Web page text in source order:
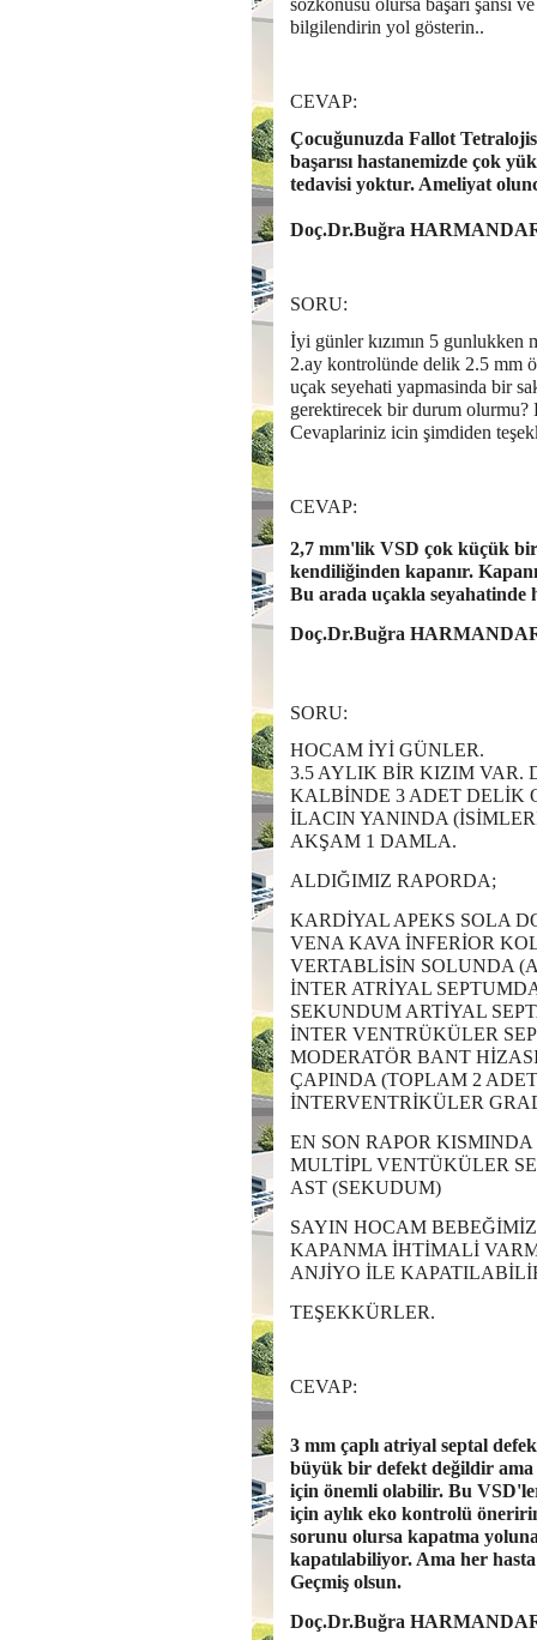
sözkonusu olursa başarı şansı
bilgilendirin yol gösterin..
CEVAP:
Çocuğunuzda Fallot
başarısı hastanemizde çok
tedavisi yoktur. Ameliyat
Doç.Dr.Buğra
SORU:
İyi günler kızımın 5
2.ay kontrolünde delik 2.5 mm
uçak seyehati yapmasinda bir
gerektirecek bir durum
Cevaplariniz icin şimdiden
CEVAP:
2,7 mm'lik VSD çok küçük
kendiliğinden kapanır.
Bu arada uçakla
Doç.Dr.Buğra
SORU:
HOCAM İYİ GÜNLER.
3.5 AYLIK BİR KIZIM VAR.
KALBİNDE 3 ADET DELİK
İLACIN YANINDA
AKŞAM 1 DAMLA.
ALDIĞIMIZ RAPORDA;
KARDİYAL APEKS SOLA
VENA KAVA İNFERİOR
VERTABLİSİN SOLUNDA
İNTER ATRİYAL
SEKUNDUM ARTİYAL
İNTER VENTRÜKÜLER
MODERATÖR BANT
ÇAPINDA (TOPLAM 2
İNTERVENTRİKÜLER
EN SON RAPOR KISMINDA
MULTİPL VENTÜKÜLER
AST (SEKUDUM)
SAYIN HOCAM
KAPANMA İHTİMALİ
ANJİYO İLE
TEŞEKKÜRLER.
CEVAP:
3 mm çaplı atriyal septal
büyük bir defekt değildir ama
için önemli olabilir. Bu
için aylık eko kontrolü
sorunu olursa kapatma
kapatılabiliyor. Ama her
Geçmiş olsun.
Doç.Dr.Buğra